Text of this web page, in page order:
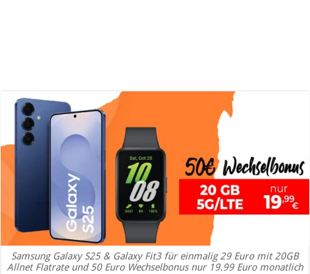
Samsung Galaxy S25 & Galaxy Fit3 für einmalig 29 Euro mit 20GB
Allnet Flatrate und 50 Euro Wechselbonus nur 19.99 Euro monatlich